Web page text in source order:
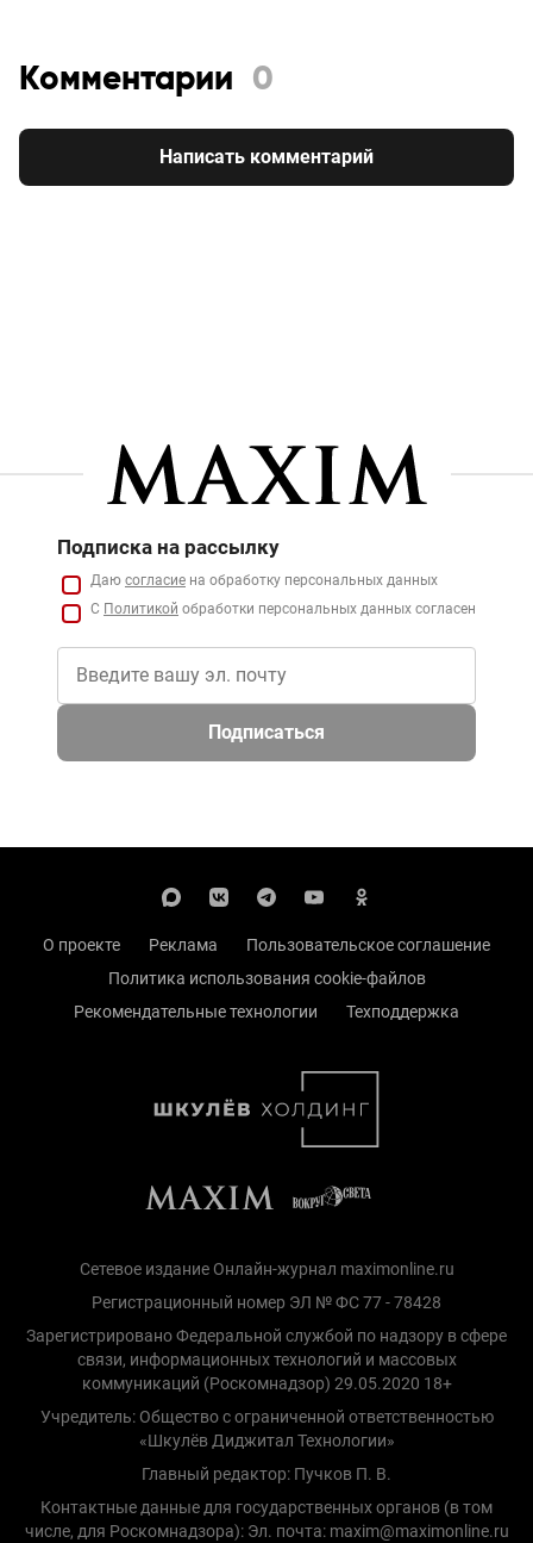
Комментарии 0
Написать комментарий
Подписка на рассылку
Даю согласие на обработку персональных данных
С Политикой обработки персональных данных согласен
Подписаться
О проекте Реклама
Пользовательское соглашение
Политика использования cookie-файлов
Рекомендательные технологии
Техподдержка
Сетевое издание Онлайн-журнал maximonline.ru
Регистрационный номер ЭЛ № ФС 77 - 78428
Зарегистрировано Федеральной службой по надзору в сфере
связи, информационных технологий и массовых
коммуникаций (Роскомнадзор) 29.05.2020 18+
Учредитель: Общество с ограниченной ответственностью
«Шкулёв Диджитал Технологии»
Главный редактор: Пучков П. В.
Контактные данные для государственных органов (в том
числе, для Роскомнадзора): Эл. почта: maxim@maximonline.ru